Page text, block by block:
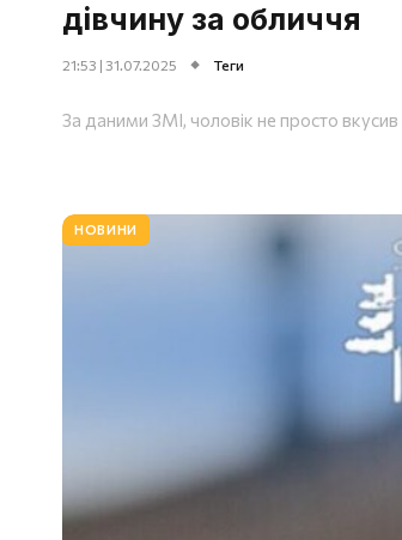
дівчину за обличчя
21:53 | 31.07.2025 Теги
За даними ЗМІ, чоловік не просто вкусив
НОВИНИ